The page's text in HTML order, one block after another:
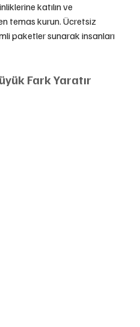
katılın ve
temas kurun. Ücretsiz
paketler sunarak insanları
Fark Yaratır